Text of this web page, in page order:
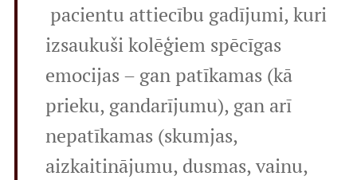
pacientu attiecību gadījumi, kuri
izsaukuši kolēģiem spēcīgas
emocijas – gan patīkamas (kā
prieku, gandarījumu), gan arī
nepatīkamas (skumjas,
aizkaitinājumu, dusmas, vainu,